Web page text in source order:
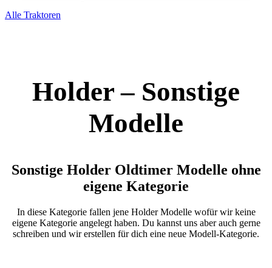
Alle Traktoren
Holder – Sonstige
Modelle
Sonstige Holder Oldtimer Modelle ohne
eigene Kategorie
In diese Kategorie fallen jene Holder Modelle wofür wir keine
eigene Kategorie angelegt haben. Du kannst uns aber auch gerne
schreiben und wir erstellen für dich eine neue Modell-Kategorie.